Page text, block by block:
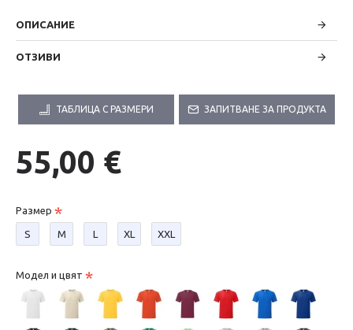
ОПИСАНИЕ
ОТЗИВИ
ТАБЛИЦА С РАЗМЕРИ ЗАПИТВАНЕ ЗА ПРОДУКТА
55,00 €
Размер
S М L XL XXL
Модел и цвят